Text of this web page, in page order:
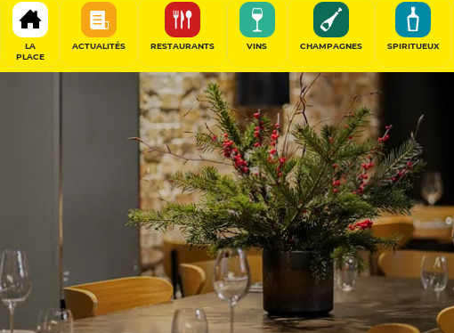
LA
PLACE
ACTUALITÉS RESTAURANTS VINS CHAMPAGNES SPIRITUEUX